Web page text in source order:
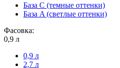
База С (темные оттенки)
База A (светлые оттенки)
Фасовка:
0,9 л
0,9 л
2,7 л